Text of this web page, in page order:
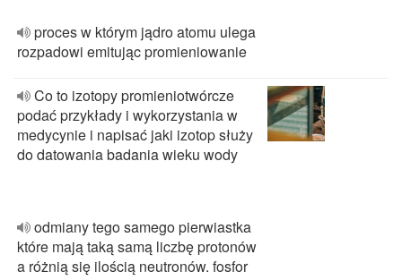
proces w którym jądro atomu ulega
rozpadowi emitując promieniowanie
Co to izotopy promieniotwórcze
podać przykłady i wykorzystania w
medycynie i napisać jaki izotop służy
do datowania badania wieku wody
odmiany tego samego pierwiastka
które mają taką samą liczbę protonów
a różnią się ilością neutronów. fosfor